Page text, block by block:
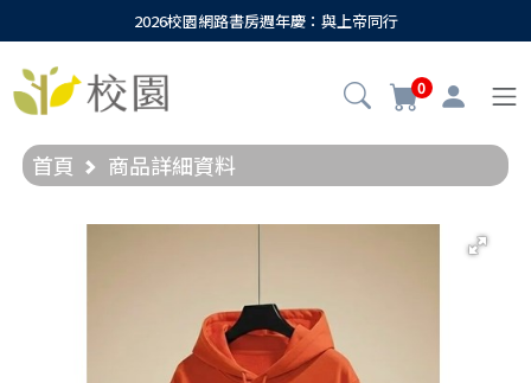
2026校園網路書房週年慶：與上帝同行
0
首頁 商品詳細資料